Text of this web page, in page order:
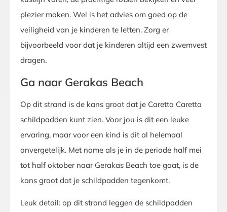
plezier maken. Wel is het advies om goed op de
veiligheid van je kinderen te letten. Zorg er
bijvoorbeeld voor dat je kinderen altijd een zwemvest
dragen.
Ga naar Gerakas Beach
Op dit strand is de kans groot dat je Caretta Caretta
schildpadden kunt zien. Voor jou is dit een leuke
ervaring, maar voor een kind is dit al helemaal
onvergetelijk. Met name als je in de periode half mei
tot half oktober naar Gerakas Beach toe gaat, is de
kans groot dat je schildpadden tegenkomt.
Leuk detail: op dit strand leggen de schildpadden